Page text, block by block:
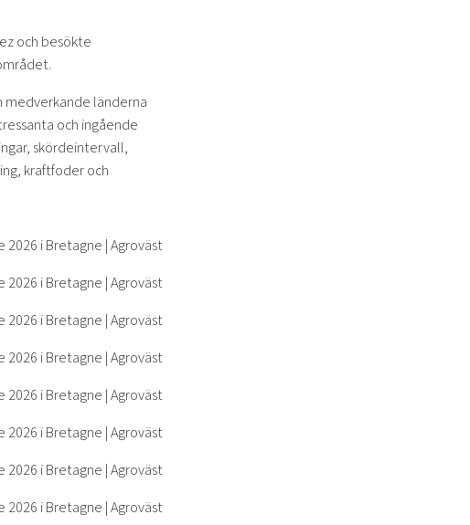
och besökte
medverkande länderna
och ingående
skördeintervall,
kraftfoder och